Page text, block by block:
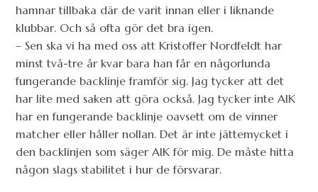
hamnar tillbaka där de varit innan eller i liknande
klubbar. Och så ofta gör det bra igen.
– Sen ska vi ha med oss att Kristoffer Nordfeldt har
minst två-tre år kvar bara han får en någorlunda
fungerande backlinje framför sig. Jag tycker att det
har lite med saken att göra också. Jag tycker inte AIK
har en fungerande backlinje oavsett om de vinner
matcher eller håller nollan. Det är inte jättemycket i
den backlinjen som säger AIK för mig. De måste hitta
någon slags stabilitet i hur de försvarar.